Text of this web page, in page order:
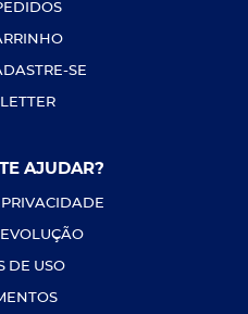
SE
AJUDAR?
DE USO